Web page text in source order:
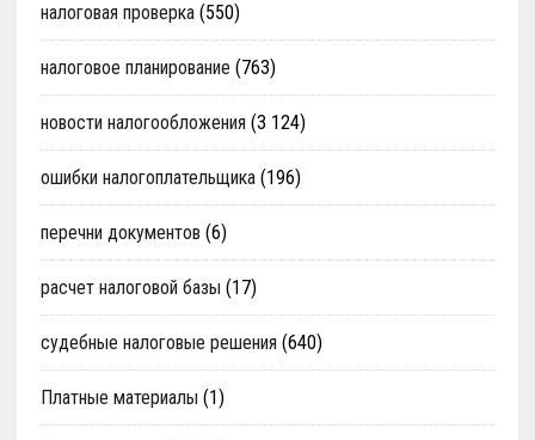
налоговая проверка(550)
налоговое планирование (763)
новости налогообложения (3 124)
ошибки налогоплательщика(196)
перечни документов (6)
расчет налоговой базы (17)
судебные налоговые решения (640)
Платные материалы (1)